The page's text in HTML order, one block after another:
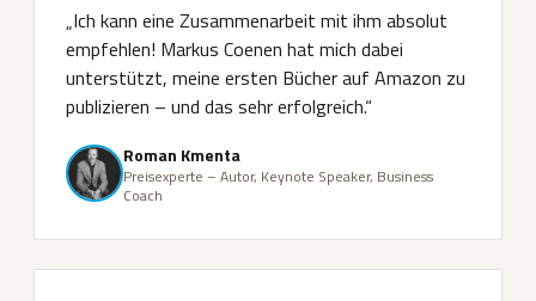
„Ich kann eine Zusammenarbeit mit ihm absolut
empfehlen! Markus Coenen hat mich dabei
unterstützt, meine ersten Bücher auf Amazon zu
publizieren – und das sehr erfolgreich.“
Roman Kmenta
Preisexperte – Autor, Keynote Speaker, Business
Coach